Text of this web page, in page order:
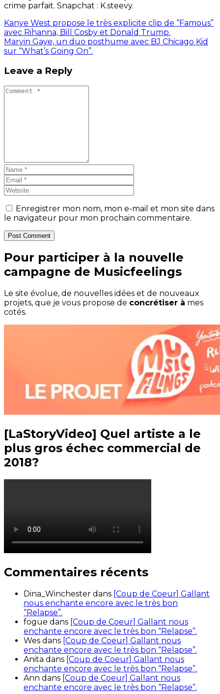
crime parfait. Snapchat : K.steevy.
Kanye West propose le très explicite clip de “Famous”
avec Rihanna, Bill Cosby et Donald Trump.
Marvin Gaye, un duo posthume avec BJ Chicago Kid
sur “What’s Going On”.
Leave a Reply
Enregistrer mon nom, mon e-mail et mon site dans
le navigateur pour mon prochain commentaire.
Post Comment
Pour participer à la nouvelle
campagne de Musicfeelings
Le site évolue, de nouvelles idées et de nouveaux
projets, que je vous propose de concrétiser à mes
cotés.
[LaStoryVideo] Quel artiste a le
plus gros échec commercial de
2018?
Commentaires récents
Dina_Winchester dans [Coup de Coeur] Gallant
nous enchante encore avec le très bon
“Relapse”.
fogue dans [Coup de Coeur] Gallant nous
enchante encore avec le très bon “Relapse”.
Wes dans [Coup de Coeur] Gallant nous
enchante encore avec le très bon “Relapse”.
Anita dans [Coup de Coeur] Gallant nous
enchante encore avec le très bon “Relapse”.
Ann dans [Coup de Coeur] Gallant nous
enchante encore avec le très bon “Relapse”.